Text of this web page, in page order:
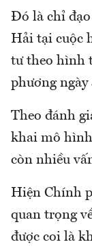
Đó là chỉ
Hải tại cuộc
tư theo hình
phương ngày
Theo đánh
khai mô
còn nhiều
Hiện Chính
quan trọng
được coi là